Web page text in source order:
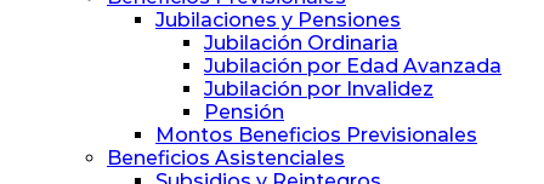
Jubilaciones y Pensiones
Jubilación Ordinaria
Jubilación por Edad Avanzada
Jubilación por Invalidez
Pensión
Montos Beneficios Previsionales
Beneficios Asistenciales